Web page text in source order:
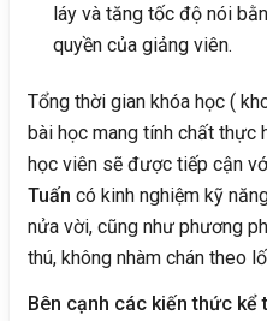
láy và tăng tốc độ nói
quyền của giảng viên.
Tổng thời gian khóa học (
bài học mang tính chất thực
học viên sẽ được tiếp cận
Tuấn có kinh nghiệm kỹ
nửa vời, cũng như phương
thú, không nhàm chán theo
Bên cạnh các kiến thức kể